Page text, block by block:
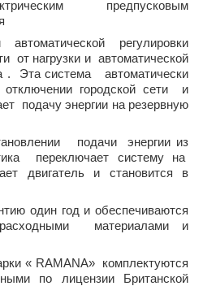
предпусковым
регулировки
от нагрузки и автоматической
. Эта система
автоматически
отключении городской сети
и
подачу энергии на резервную
подачи
энергии из
переключает систему на
двигатель и становится в
один год и обеспечиваются
материалами и
« RAMANA»
комплектуются
по лицензии Британской